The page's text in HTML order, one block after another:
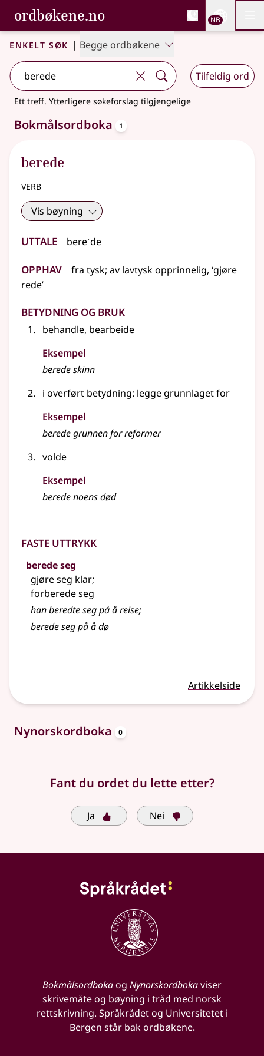
Gå til hovedinnhold
Tilgjengelighet
ordbøkene.no, Bokmålsordboka og
Bokmålsordboka og Nynorskordboka
NB
Enkelt søk | Begge ordbøkene
Tilfeldig ord
Ett treff. Ytterligere søkeforslag tilgjengelige
Bokmålsordboka 1
berede
verb
Vis bøyning
Uttale bereˊde
Opphav fra tysk; av lavtyskopprinnelig, ‘gjøre
rede’
Betydning og bruk
behandle, bearbeide
Eksempel
beredeskinn
i overført betydning: legge grunnlaget for
Eksempel
beredegrunnen for reformer
volde
Eksempel
beredenoens død
Faste uttrykk
berede seg
gjøre seg klar;
forberede seg
han beredte seg på å reise;
beredeseg på å dø
Artikkelside
Nynorskordboka 0
Fant du ordet du lette etter?
Ja Nei
Bokmålsordbokaog Nynorskordbokaviser
skrivemåte og bøyning i tråd med norsk
rettskrivning. Språkrådet og Universitetet i
Bergen står bak ordbøkene.